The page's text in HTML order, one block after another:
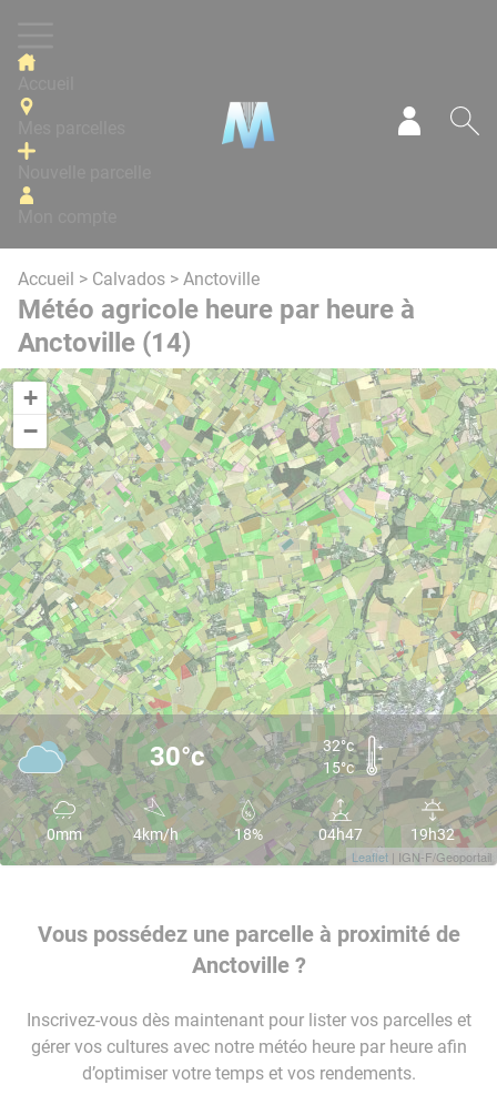
Accueil > Calvados > Anctoville
Météo agricole heure par heure à
Anctoville (14)
+
−
Leaflet | IGN-F/Geoportail
30°c
32°c
15°c
0mm 4km/h 18% 04h47 19h32
Vous possédez une parcelle à proximité de
Anctoville ?
Inscrivez-vous dès maintenant pour lister vos parcelles et
gérer vos cultures avec notre météo heure par heure afin
d’optimiser votre temps et vos rendements.